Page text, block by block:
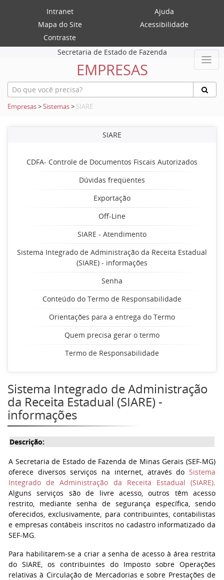
Intranet
Ajuda
Mapa do Site
Acessibilidade
Contraste
Secretaria de Estado de Fazenda
EMPRESAS
Empresas>Sistemas> SIARE
SIARE
CDFA- Controle de Documentos Fiscais Autorizados
Dúvidas freqüentes
Exportação
Off-Line
SIARE - Atendimento
Sistema Integrado de Administração da Receita Estadual
(SIARE) - informações
Senha
Conteúdo do Termo de Responsabilidade
Orientações para a entrega do Termo
Quem precisa gerar o termo
Termo de Responsabilidade
Sistema Integrado de Administração
da Receita Estadual (SIARE) -
informações
Descrição:
A Secretaria de Estado de Fazenda de Minas Gerais (SEF-MG)
oferece diversos serviços na internet, através do Sistema
Integrado de Administração da Receita Estadual (SIARE).
Alguns serviços são de livre acesso, outros têm acesso
restrito, mediante senha de segurança específica, sendo
oferecidos, exclusivamente, para contribuintes, contabilistas
e empresas contábeis inscritos no cadastro informatizado da
SEF-MG.
Para habilitarem-se a criar a senha de acesso à área restrita
do SIARE, os contribuintes do Imposto sobre Operações
relativas à Circulação de Mercadorias e sobre Prestações de